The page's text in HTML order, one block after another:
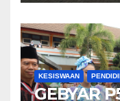
KESISWAAN
GEBYAR